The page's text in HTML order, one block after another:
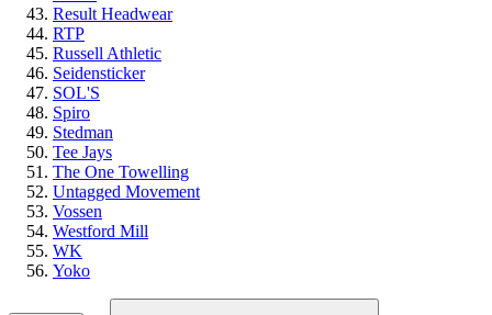
Result Headwear
RTP
Russell Athletic
Seidensticker
SOL'S
Spiro
Stedman
Tee Jays
The One Towelling
Untagged Movement
Vossen
Westford Mill
WK
Yoko